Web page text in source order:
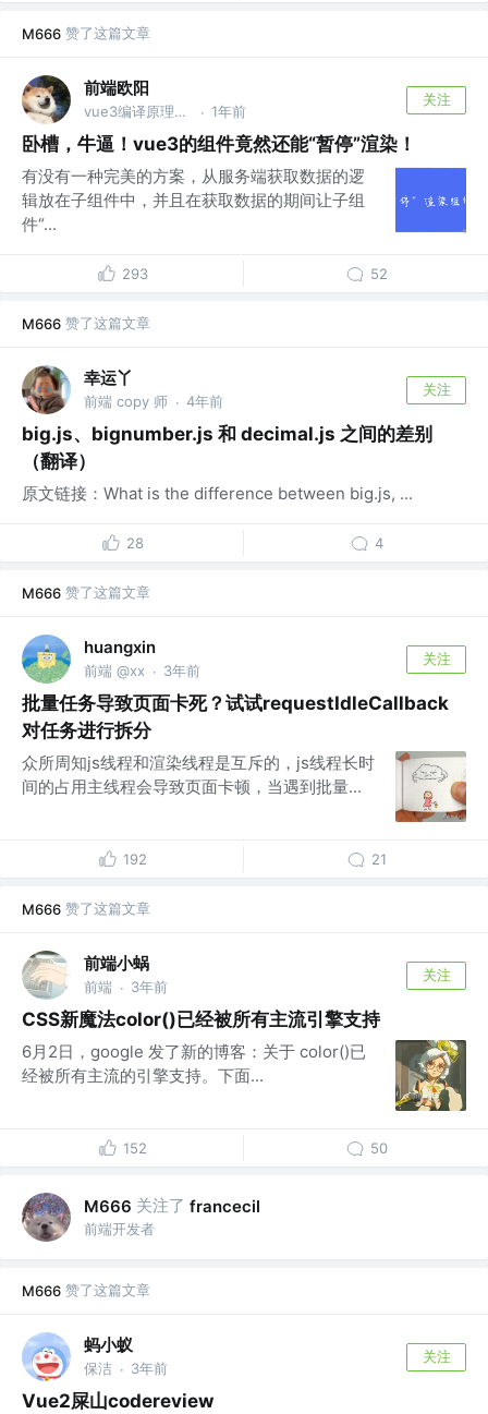
M666 赞了这篇文章
前端欧阳
vue3编译原理揭秘 作者 @v heavenyjj0012 · 1年前
关注
卧槽，牛逼！vue3的组件竟然还能“暂停”渲染！
有没有一种完美的方案，从服务端获取数据的逻
辑放在子组件中，并且在获取数据的期间让子组
件“...
293 52
M666 赞了这篇文章
幸运丫
前端 copy 师 · 4年前
关注
big.js、bignumber.js 和 decimal.js 之间的差别
（翻译）
原文链接：What is the difference between big.js, ...
28 4
M666 赞了这篇文章
huangxin
前端 @xx · 3年前
关注
批量任务导致页面卡死？试试requestIdleCallback
对任务进行拆分
众所周知js线程和渲染线程是互斥的，js线程长时
间的占用主线程会导致页面卡顿，当遇到批量...
192 21
M666 赞了这篇文章
前端小蜗
前端 · 3年前
关注
CSS新魔法color()已经被所有主流引擎支持
6月2日，google 发了新的博客：关于 color()已
经被所有主流的引擎支持。下面...
152 50
M666 关注了 francecil
前端开发者
M666 赞了这篇文章
蚂小蚁
保洁 · 3年前
关注
Vue2屎山codereview